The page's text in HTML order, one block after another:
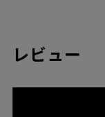
レビュー